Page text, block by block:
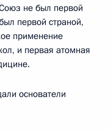
не был первой
первой страной,
применение
и первая атомная
основатели